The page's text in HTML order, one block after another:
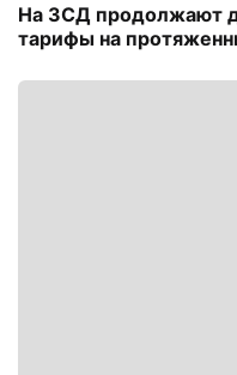
На ЗСД продолжают
тарифы на